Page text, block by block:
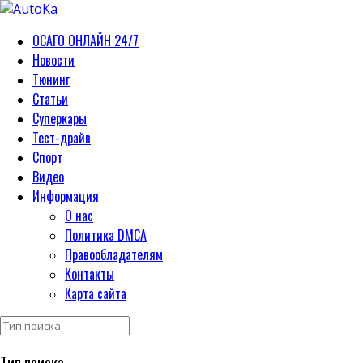
ОСАГО ОНЛАЙН 24/7
Новости
Тюнинг
Статьи
Суперкары
Тест-драйв
Спорт
Видео
Информация
О нас
Политика DMCA
Правообладателям
Контакты
Карта сайта